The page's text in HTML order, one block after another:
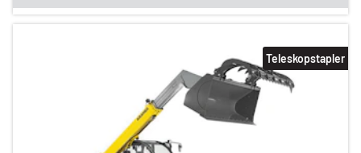
Teleskopstapler